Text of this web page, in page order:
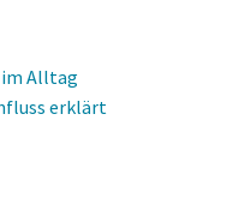
im Alltag
erklärt